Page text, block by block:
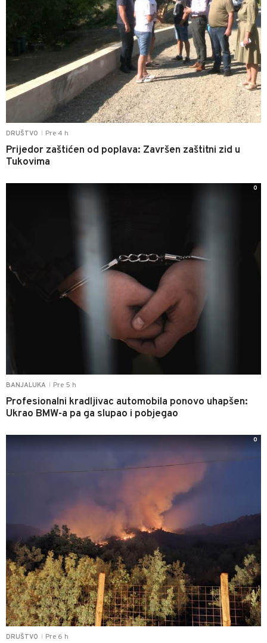
DRUŠTVO Pre 4 h
Prijedor zaštićen od poplava: Završen zaštitni zid u
Tukovima
BANJALUKA Pre 5 h
Profesionalni kradljivac automobila ponovo uhapšen:
Ukrao BMW-a pa ga slupao i pobjegao
0
DRUŠTVO Pre 6 h
0